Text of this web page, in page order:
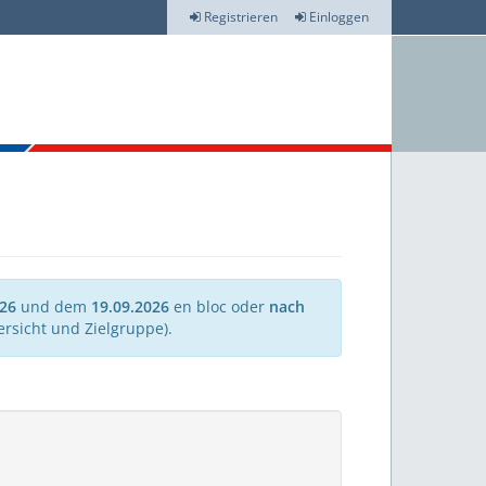
Registrieren Einloggen
und dem 19.09.2026 en bloc oder nach
und Zielgruppe).